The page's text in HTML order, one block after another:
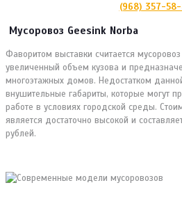
(968) 357-
Мусоровоз Geesink Norba
Фаворитом выставки считается
увеличенный объем кузова и
многоэтажных домов. Недостатком
внушительные габариты, которые могут
работе в условиях городской среды.
является достаточно высокой и
рублей.